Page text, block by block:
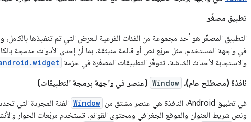
تطبيق مصغَّر
التطبيق المصغّر هو أحد مجموعة من الفئات الفرعية للعرض التي تم تنفيذها
في واجهة المستخدم، مثل مربّع نص أو قائمة منبثقة. بما أنّ إحدى الأدوات مدمجة
والاستجابة لأحداث الشاشة. تتوفّر التطبيقات المصغّرة في حزمة
نافذة (مصطلح عام)، Window (عنصر في واجهة برمجة التطبيقات)
في تطبيق Android، النافذة هي عنصر مشتق من
Window الفئة المجردة التي
ونص شريط العنوان والموقع الجغرافي ومحتوى القوائم. تستخدم مربّعات الحوار